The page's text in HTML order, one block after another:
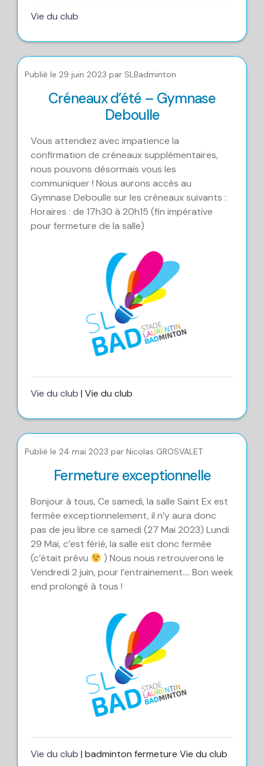
Vie du club
Publié le 29 juin 2023 par SLBadminton
Créneaux d’été – Gymnase
Deboulle
Vous attendiez avec impatience la
confirmation de créneaux supplémentaires,
nous pouvons désormais vous les
communiquer ! Nous aurons accès au
Gymnase Deboulle sur les créneaux suivants :
Horaires : de 17h30 à 20h15 (fin impérative
pour fermeture de la salle)
Vie du club | Vie du club
Publié le 24 mai 2023 par Nicolas GROSVALET
Fermeture exceptionnelle
Bonjour à tous, Ce samedi, la salle Saint Ex est
fermée exceptionnelement, il n’y aura donc
pas de jeu libre ce samedi (27 Mai 2023) Lundi
29 Mai, c’est férié, la salle est donc fermée
(c’était prévu
) Nous nous retrouverons le
Vendredi 2 juin, pour l’entrainement…. Bon week
end prolongé à tous !
Vie du club | badminton fermeture Vie du club